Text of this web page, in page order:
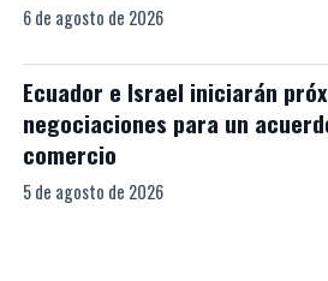
6 de agosto de 2026
Ecuador e Israel iniciarán
negociaciones para un
comercio
5 de agosto de 2026